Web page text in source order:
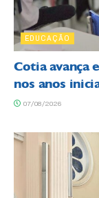
EDUCAÇÃO
Cotia avança
nos anos
07/08/2026